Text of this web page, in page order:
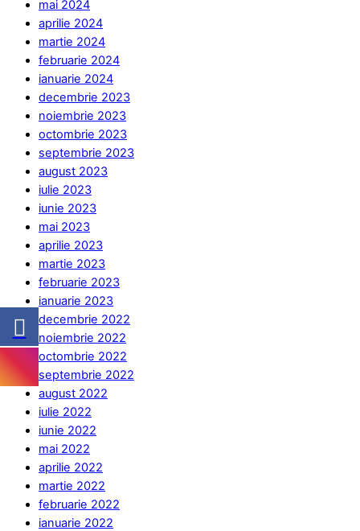
mai 2024
aprilie 2024
martie 2024
februarie 2024
ianuarie 2024
decembrie 2023
noiembrie 2023
octombrie 2023
septembrie 2023
august 2023
iulie 2023
iunie 2023
mai 2023
aprilie 2023
martie 2023
februarie 2023
ianuarie 2023
decembrie 2022
noiembrie 2022
octombrie 2022
septembrie 2022
august 2022
iulie 2022
iunie 2022
mai 2022
aprilie 2022
martie 2022
februarie 2022
ianuarie 2022